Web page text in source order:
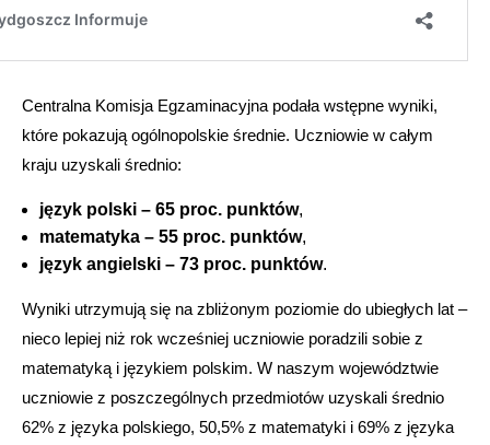
Centralna Komisja Egzaminacyjna podała wstępne wyniki,
które pokazują ogólnopolskie średnie. Uczniowie w całym
kraju uzyskali średnio:
język polski – 65 proc. punktów,
matematyka – 55 proc. punktów,
język angielski – 73 proc. punktów.
Wyniki utrzymują się na zbliżonym poziomie do ubiegłych lat –
nieco lepiej niż rok wcześniej uczniowie poradzili sobie z
matematyką i językiem polskim. W naszym województwie
uczniowie z poszczególnych przedmiotów uzyskali średnio
62% z języka polskiego, 50,5% z matematyki i 69% z języka